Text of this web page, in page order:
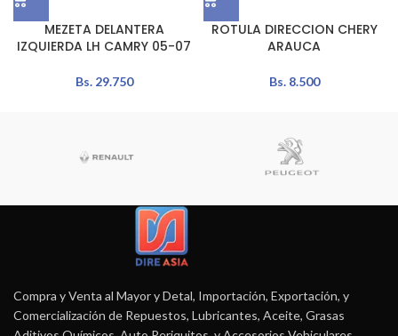
MEZETA DELANTERA
IZQUIERDA LH CAMRY 05-07
Bs.29.750
ROTULA DIRECCION CHERY
ARAUCA
Bs.8.500
Compra y Venta al Mayor y Detal, Importación, Exportación, y
Comercialización de Repuestos, Lubricantes, Aceite, Grasas